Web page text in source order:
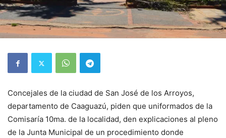
Concejales de la ciudad de San José de los Arroyos,
departamento de Caaguazú, piden que uniformados de la
Comisaría 10ma. de la localidad, den explicaciones al pleno
de la Junta Municipal de un procedimiento donde